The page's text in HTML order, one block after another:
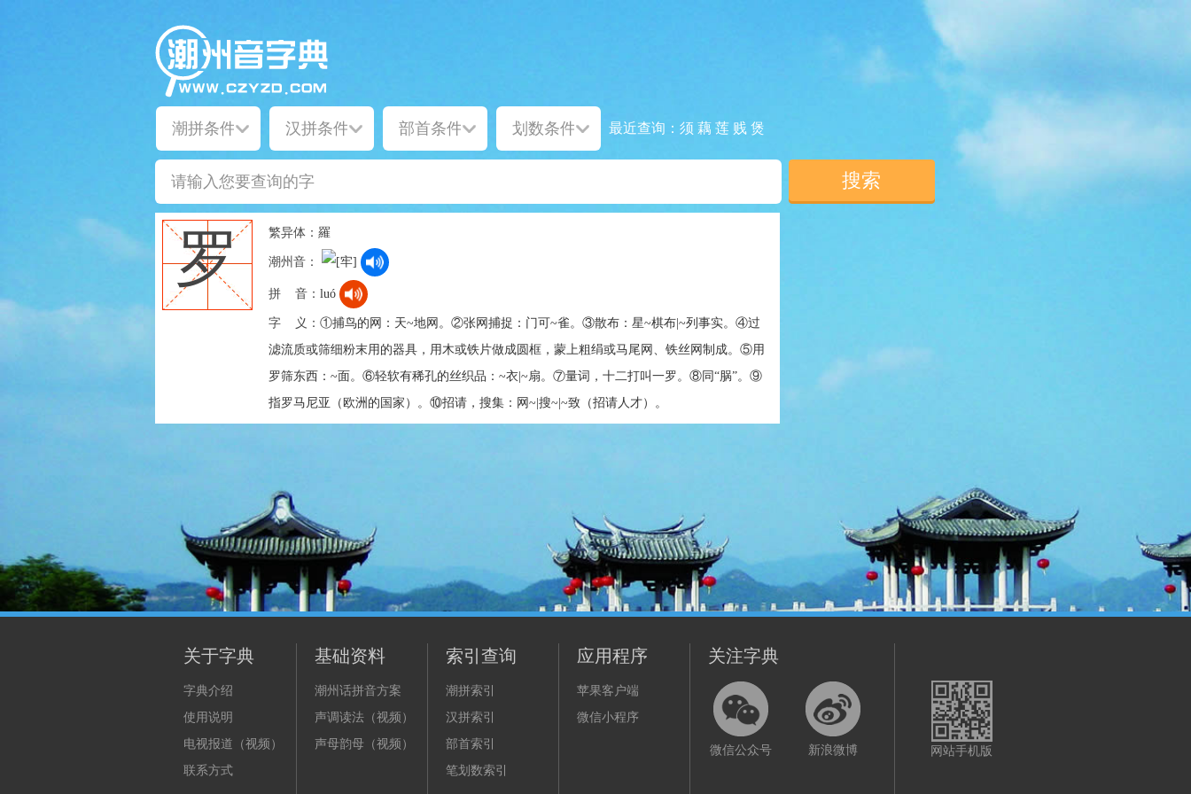
最近查询： 须 藕 莲 贱 煲
罗 繁异体： 羅
潮州音：
拼 音： luó
字 义： ①捕鸟的网：天~地网。②张网捕捉：门可~雀。③散布：星~棋布|~列事实。④过
滤流质或筛细粉末用的器具，用木或铁片做成圆框，蒙上粗绢或马尾网、铁丝网制成。⑤用
罗筛东西：~面。⑥轻软有稀孔的丝织品：~衣|~扇。⑦量词，十二打叫一罗。⑧同“脶”。⑨
指罗马尼亚（欧洲的国家）。⑩招请，搜集：网~|搜~|~致（招请人才）。
关于字典
字典介绍
使用说明
电视报道（视频）
联系方式
基础资料
潮州话拼音方案
声调读法（视频）
声母韵母（视频）
索引查询
潮拼索引
汉拼索引
部首索引
笔划数索引
应用程序
苹果客户端
微信小程序
关注字典
微信公众号 新浪微博 网站手机版